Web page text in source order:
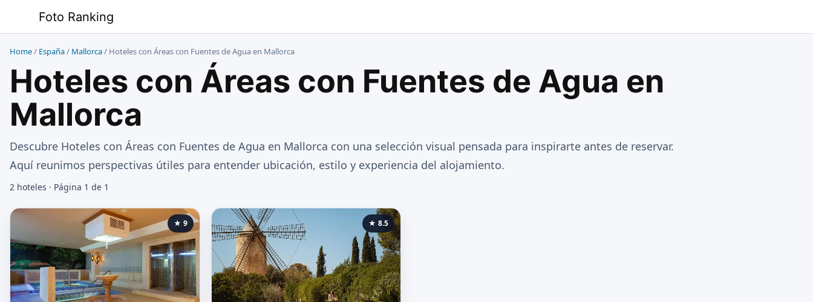
contenido
Foto Ranking
Home/ España/ Mallorca/ Hoteles con Áreas con Fuentes de Agua en Mallorca
Hoteles con Áreas con Fuentes de Agua en
Mallorca
Descubre Hoteles con Áreas con Fuentes de Agua en Mallorca con una selección visual pensada para inspirarte antes de reservar.
Aquí reunimos perspectivas útiles para entender ubicación, estilo y experiencia del alojamiento.
2 hoteles · Página 1 de 1
★ 9 ★ 8.5